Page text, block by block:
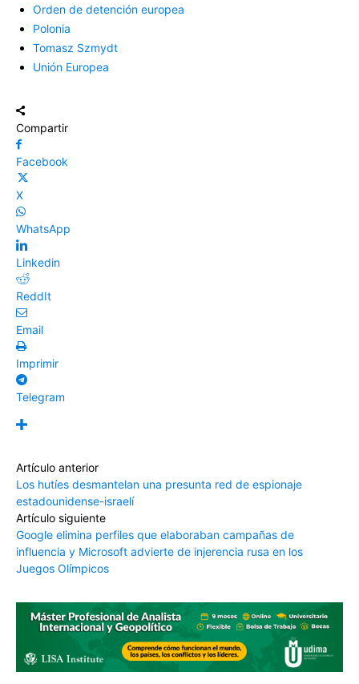
Orden de detención europea
Polonia
Tomasz Szmydt
Unión Europea
Compartir
Facebook
X
WhatsApp
Linkedin
ReddIt
Email
Imprimir
Telegram
Artículo anterior
Los hutíes desmantelan una presunta red de espionaje
estadounidense-israelí
Artículo siguiente
Google elimina perfiles que elaboraban campañas de
influencia y Microsoft advierte de injerencia rusa en los
Juegos Olímpicos